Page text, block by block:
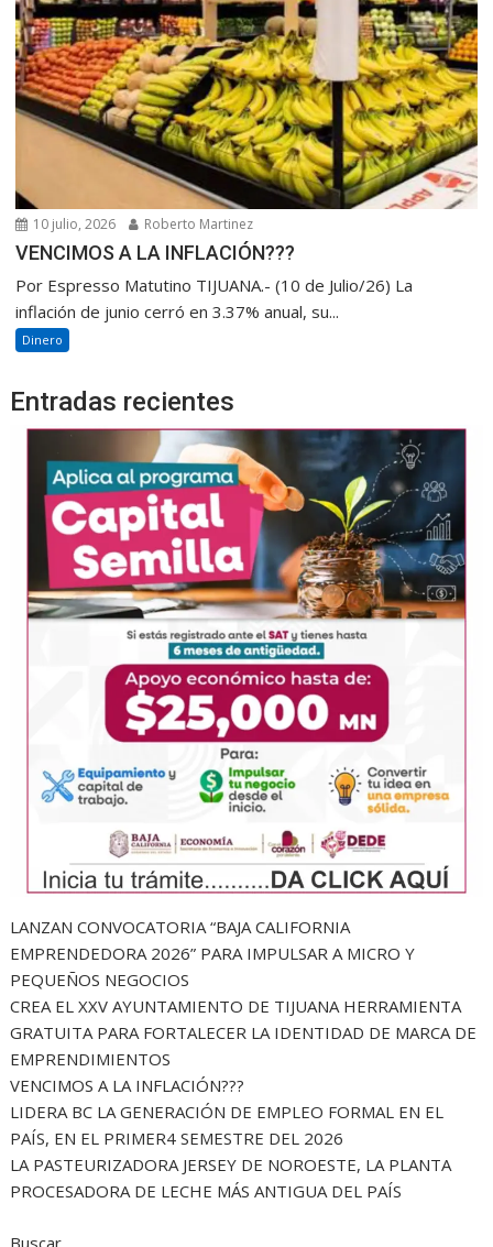
10 julio, 2026 Roberto Martinez
VENCIMOS A LA INFLACIÓN???
Por Espresso Matutino TIJUANA.- (10 de Julio/26) La
inflación de junio cerró en 3.37% anual, su...
Dinero
Entradas recientes
LANZAN CONVOCATORIA “BAJA CALIFORNIA
EMPRENDEDORA 2026” PARA IMPULSAR A MICRO Y
PEQUEÑOS NEGOCIOS
CREA EL XXV AYUNTAMIENTO DE TIJUANA HERRAMIENTA
GRATUITA PARA FORTALECER LA IDENTIDAD DE MARCA DE
EMPRENDIMIENTOS
VENCIMOS A LA INFLACIÓN???
LIDERA BC LA GENERACIÓN DE EMPLEO FORMAL EN EL
PAÍS, EN EL PRIMER4 SEMESTRE DEL 2026
LA PASTEURIZADORA JERSEY DE NOROESTE, LA PLANTA
PROCESADORA DE LECHE MÁS ANTIGUA DEL PAÍS
Buscar